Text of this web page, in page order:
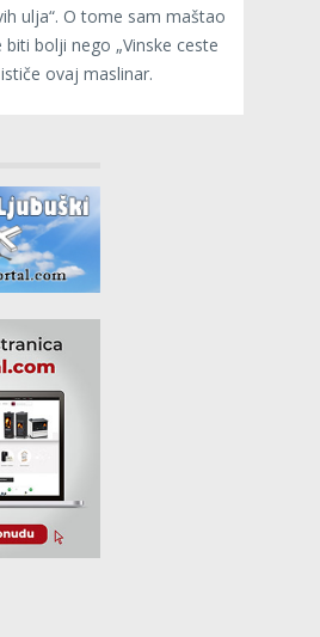
ulja“. O tome sam maštao
bolji nego „Vinske ceste
ovaj maslinar.